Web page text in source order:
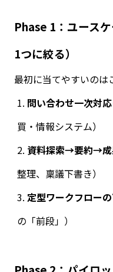
Phase 1 ：ユース
1つに絞る）
最初に当てやすいのは
問い合わせ一次対
買・情報システム）
資料探索→要約→成
整理、稟議下書き）
定型ワークフロー
の「前段」）